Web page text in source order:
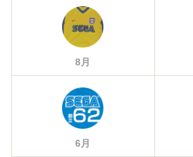
8月
6月